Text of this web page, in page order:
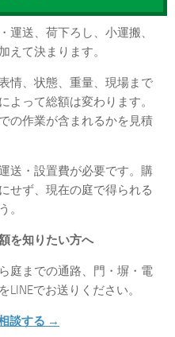
運送、荷下ろし、小運搬、
えて決まります。
情、状態、重量、現場まで
よって総額は変わります。
の作業が含まれるかを見積
送・設置費が必要です。購
せず、現在の庭で得られる
。
を知りたい方へ
庭までの通路、門・塀・電
でお送りください。
談する →